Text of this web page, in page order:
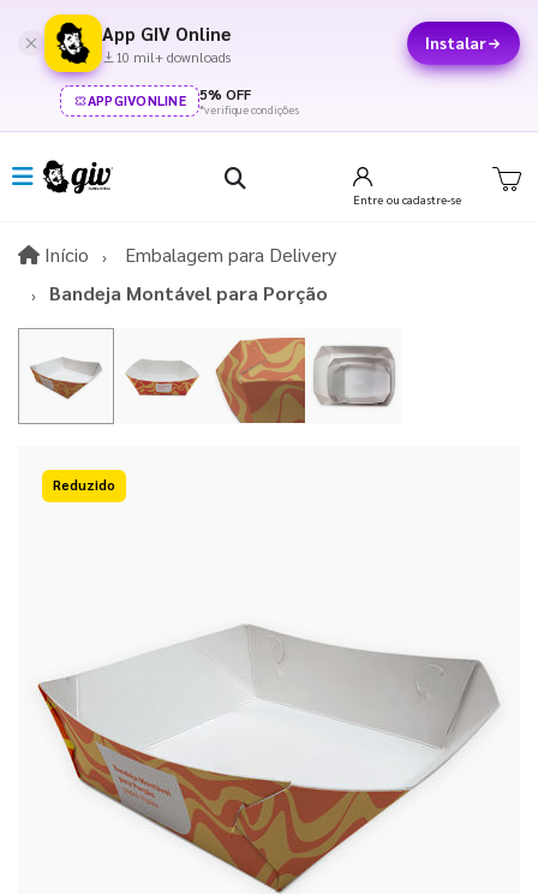
App GIV Online
10 mil+ downloads
Instalar
APPGIVONLINE 5% OFF
*verifique condições
Entre ou cadastre-se
Início InícioEmbalagem para Delivery
Bandeja Montável para Porção
15%OFF